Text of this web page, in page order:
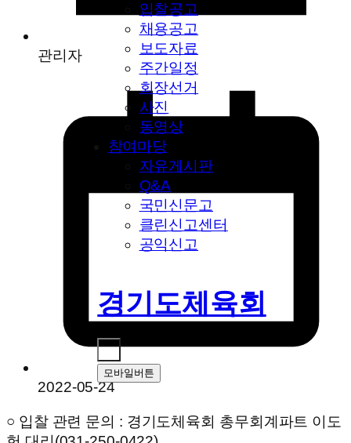
입찰공고
채용공고
보도자료
주간일정
회장선거
사진
동영상
참여마당
자유게시판
Q&A
국민신문고
클린신고센터
공익신고
경기도체육회
모바일버튼
관리자
2022-05-24
○ 입찰 관련 문의 : 경기도체육회 총무회계파트 이도